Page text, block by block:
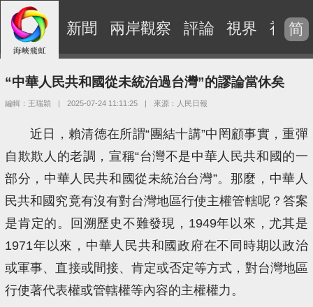
新聞 兩岸觀察 評論 視界 視頻
简
“中華人民共和國從未統治過台灣”的謬論當休矣
編輯：王瑞穎 | 2025-07-24 11:11:25 | 來源：人民日報
近日，賴清德在所謂“團結十講”中罔顧事實，重彈
自欺欺人的老調，宣稱“台灣不是中華人民共和國的一
部分，中華人民共和國從未統治台灣”。那麼，中華人
民共和國究竟有沒有對台灣地區行使主權管轄呢？答案
是肯定的。回溯歷史不難發現，1949年以來，尤其是
1971年以來，中華人民共和國政府在不同時期以政治
或軍事、直接或間接、肯定或否定等方式，對台灣地區
行使著代表權或管轄權等內容的主權權力。